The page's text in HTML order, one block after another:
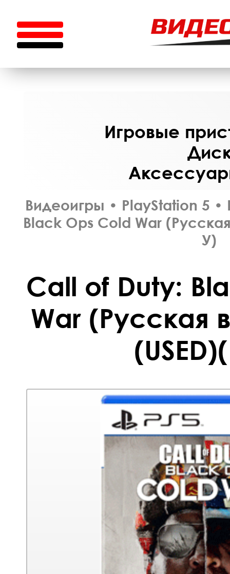
Игровые
Видеоигры • PlayStation 5 •
Black Ops Cold War
У)
Call of Duty:
War (Русская